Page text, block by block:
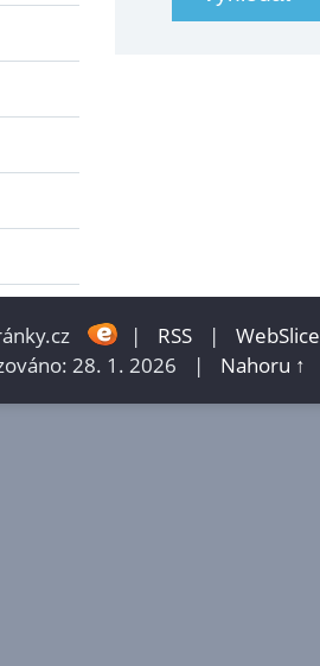
| RSS |
WebSlice
28. 1. 2026
| Nahoru ↑